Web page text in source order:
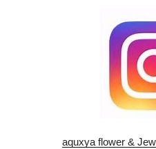
aquxya flower &